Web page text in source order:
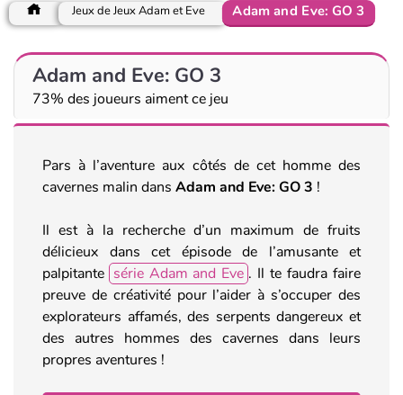
Jeux de Jeux Adam et Eve Adam and Eve: GO 3
Adam and Eve: GO 3
73% des joueurs aiment ce jeu
Pars à l’aventure aux côtés de cet homme des
cavernes malin dans Adam and Eve: GO 3 !
Il est à la recherche d’un maximum de fruits
délicieux dans cet épisode de l’amusante et
palpitante série Adam and Eve . Il te faudra faire
preuve de créativité pour l’aider à s’occuper des
explorateurs affamés, des serpents dangereux et
des autres hommes des cavernes dans leurs
propres aventures !